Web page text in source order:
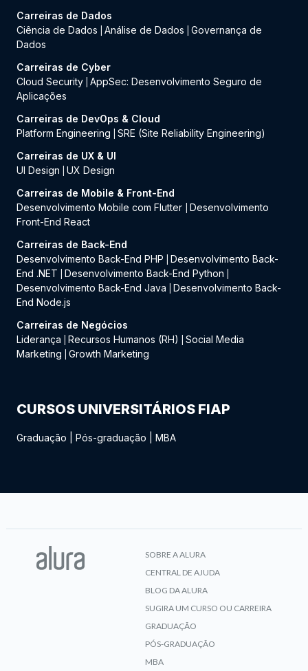
Carreiras de Dados
Ciência de Dados
Análise de Dados
Governança de
Dados
Carreiras de Cyber
Cloud Security AppSec: Desenvolvimento Seguro de
Aplicações
Carreiras de DevOps & Cloud
Platform Engineering
SRE (Site Reliability Engineering)
Carreiras de UX & UI
UI Design
UX Design
Carreiras de Mobile & Front-End
Desenvolvimento Mobile com Flutter
Desenvolvimento
Front-End React
Carreiras de Back-End
Desenvolvimento Back-End PHP
Desenvolvimento Back-
End .NET
Desenvolvimento Back-End Python
Desenvolvimento Back-End Java
Desenvolvimento Back-
End Node.js
Carreiras de Negócios
Liderança
Recursos Humanos (RH)
Social Media
Marketing
Growth Marketing
CURSOS UNIVERSITÁRIOS FIAP
Graduação Pós-graduação MBA
SOBRE A ALURA
CENTRAL DE AJUDA
BLOG DA ALURA
SUGIRA UM CURSO OU CARREIRA
GRADUAÇÃO
PÓS-GRADUAÇÃO
MBA